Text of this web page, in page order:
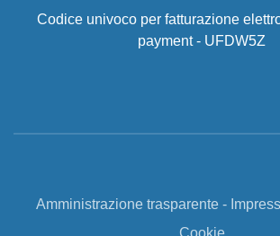
Codice univoco per fatturazione
payment - UFDW5Z
Amministrazione trasparente-
Cookie